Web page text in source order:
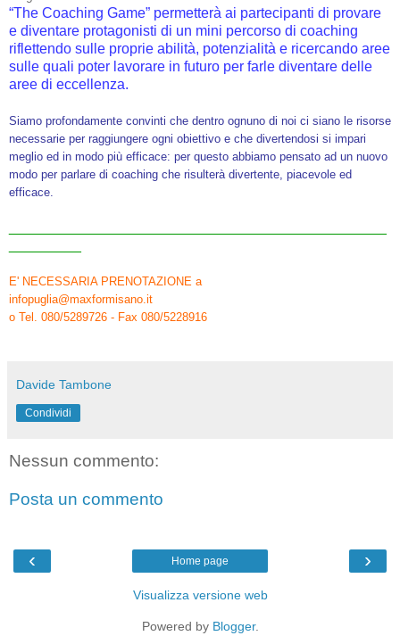
“The Coaching Game” permetterà ai partecipanti di provare
e diventare protagonisti di un mini percorso di coaching
riflettendo sulle proprie abilità, potenzialità e ricercando aree
sulle quali poter lavorare in futuro per farle diventare delle
aree di eccellenza.
Siamo profondamente convinti che dentro ognuno di noi ci siano le risorse
necessarie per raggiungere ogni obiettivo e che divertendosi si impari
meglio ed in modo più efficace: per questo abbiamo pensato ad un nuovo
modo per parlare di coaching che risulterà divertente, piacevole ed
efficace.
E' NECESSARIA PRENOTAZIONE a
infopuglia@maxformisano.it
o Tel. 080/5289726 - Fax 080/5228916
Davide Tambone
Condividi
Nessun commento:
Posta un commento
‹ ›
Home page
Visualizza versione web
Powered by Blogger.